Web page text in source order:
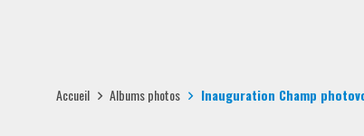
Accueil Albums photos Inauguration Champ